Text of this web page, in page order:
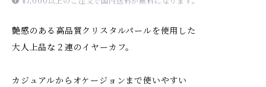
艶感のある高品質クリスタルパールを使用した
大人上品な２連のイヤーカフ。
カジュアルからオケージョンまで使いやすい